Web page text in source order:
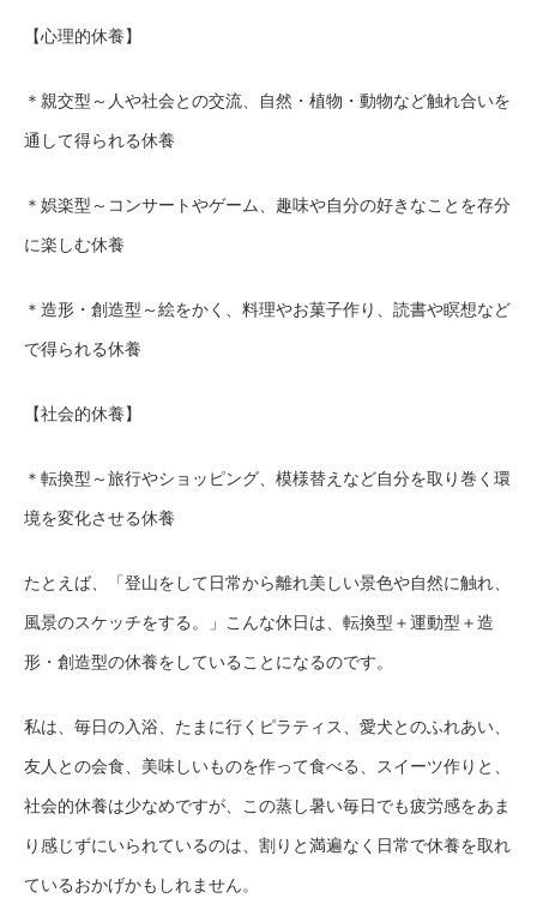
【心理的休養】
＊親交型～人や社会との交流、自然・植物・動物など触れ合いを
通して得られる休養
＊娯楽型～コンサートやゲーム、趣味や自分の好きなことを存分
に楽しむ休養
＊造形・創造型～絵をかく、料理やお菓子作り、読書や瞑想など
で得られる休養
【社会的休養】
＊転換型～旅行やショッピング、模様替えなど自分を取り巻く環
境を変化させる休養
たとえば、「登山をして日常から離れ美しい景色や自然に触れ、
風景のスケッチをする。」こんな休日は、転換型＋運動型＋造
形・創造型の休養をしていることになるのです。
私は、毎日の入浴、たまに行くピラティス、愛犬とのふれあい、
友人との会食、美味しいものを作って食べる、スイーツ作りと、
社会的休養は少なめですが、この蒸し暑い毎日でも疲労感をあま
り感じずにいられているのは、割りと満遍なく日常で休養を取れ
ているおかげかもしれません。